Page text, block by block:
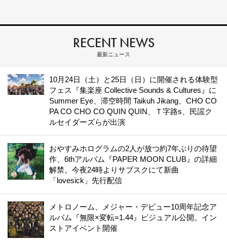
RECENT NEWS
最新ニュース
10月24日（土）と25日（日）に開催される体験型
フェス『集楽座 Collective Sounds & Cultures』に
Summer Eye、滞空時間 Taikuh Jikang、CHO CO
PA CO CHO CO QUIN QUIN、Ｔ字路s、民謡ク
ルセイダーズらが出演
おやすみホログラムの2人が放つ約7年ぶりの待望
作、6thアルバム『PAPER MOON CLUB』の詳細
解禁。今夜24時よりサブスクにて新曲
「lovesick」先行配信
メトロノーム、メジャー・デビュー10周年記念ア
ルバム『無限×変転=1.44』ビジュアル公開。イン
ストアイベント開催